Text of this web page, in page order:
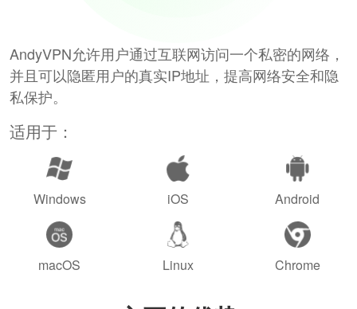
AndyVPN允许用户通过互联网访问一个私密的网络，
并且可以隐匿用户的真实IP地址，提高网络安全和隐
私保护。
适用于：
Windows iOS Android
macOS Linux Chrome